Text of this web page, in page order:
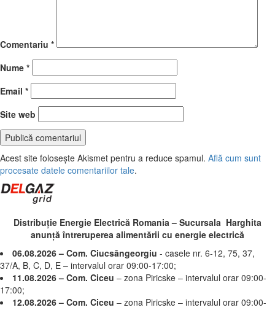
Comentariu *
Nume *
Email *
Site web
Acest site folosește Akismet pentru a reduce spamul. Află cum sunt
procesate datele comentariilor tale.
Distribuție Energie Electrică Romania – Sucursala Harghita
anunță întreruperea alimentării cu energie electrică
06.08.2026 – Com. Ciucsângeorgiu - casele nr. 6-12, 75, 37,
37/A, B, C, D, E – intervalul orar 09:00-17:00;
11.08.2026 – Com. Ciceu – zona Piricske – intervalul orar 09:00-
17:00;
12.08.2026 – Com. Ciceu – zona Piricske – intervalul orar 09:00-